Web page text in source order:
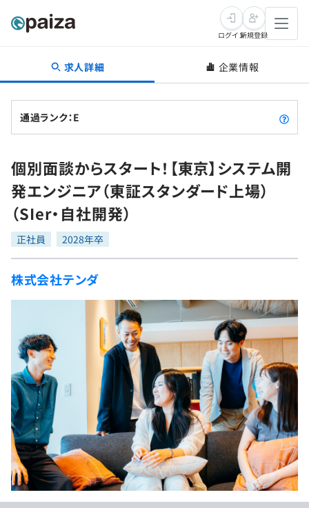
転職・キャリア
転職成功ガイド
転職エージェント
インタビュー
転職成功ガイド
新卒就活
求人検索
本選考
インターン
新卒エージェント
インタビュー
就活成功ガイド
学習
問題集
4択課題
リファレンス
プラン
個人向けプラン
法人向けプラン
学校向けプラン
プログラミング言語
再チャレンジ結果一覧
ゲーム・マンガ
Tech Team Journal
paiza times
note
paizaとは？
ログイン新規登録
求人詳細 企業情報
通過ランク：E
個別面談からスタート！【東京】システム開
発エンジニア（東証スタンダード上場）
（SIer・自社開発）
正社員 2028年卒
株式会社テンダ